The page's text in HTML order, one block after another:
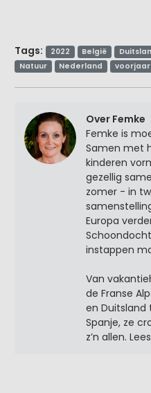
Tags: 2022 België
Natuur
Nederland voorjaar
Over Femke
Femke is
Samen met
kinderen
gezellig
zomer - in
Europa
instappen
Van
de Franse
en Duitsland
Spanje, ze
z’n allen.